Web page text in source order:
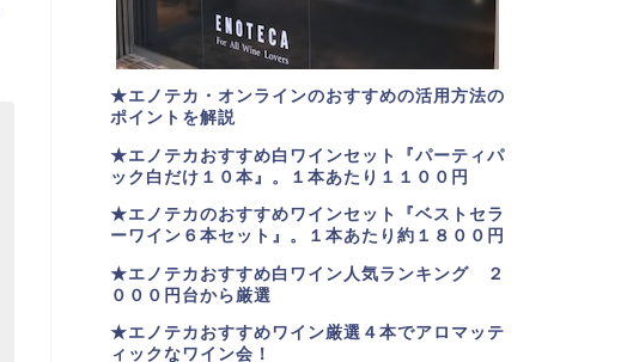
★エノテカ・オンラインのおすすめの活用方法の
ポイントを解説
★エノテカおすすめ白ワインセット『パーティパ
ック白だけ１０本』。１本あたり１１００円
★エノテカのおすすめワインセット『ベストセラ
ーワイン６本セット』。
１本あたり約１８００円
★エノテカおすすめ白ワイン人気ランキング ２
０００円台から厳選
★エノテカおすすめワイン厳選４本でアロマッテ
ィックなワイン会！